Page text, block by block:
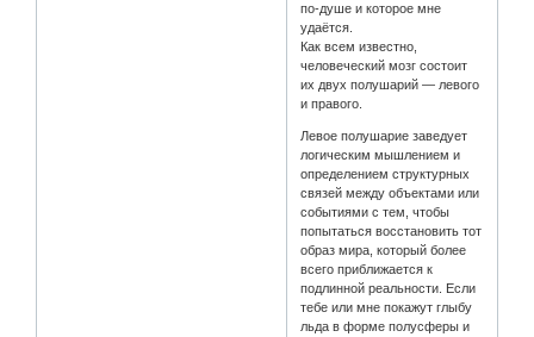
по-душе и которое мне
удаётся.
Как всем известно,
человеческий мозг состоит
их двух полушарий — левого
и правого.
Левое полушарие заведует
логическим мышлением и
определением структурных
связей между объектами или
событиями с тем, чтобы
попытаться восстановить тот
образ мира, который более
всего приближается к
подлинной реальности. Если
тебе или мне покажут глыбу
льда в форме полусферы и